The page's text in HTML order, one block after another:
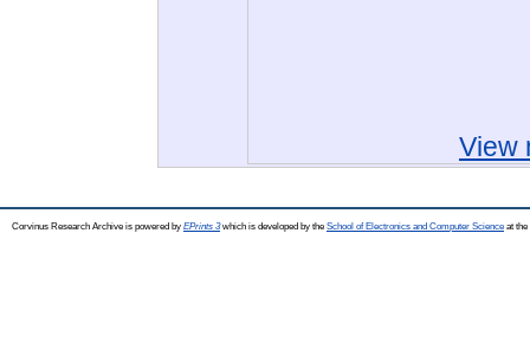
View
Corvinus Research Archive is powered by EPrints 3which is developed by the School of Electronics and Computer Science at